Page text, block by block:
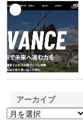
アーカイブ